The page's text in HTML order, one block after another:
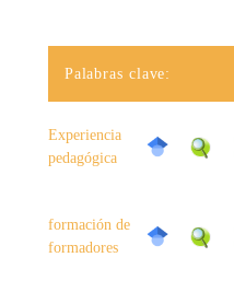
Palabras clave:
Experiencia
pedagógica
formación de
formadores